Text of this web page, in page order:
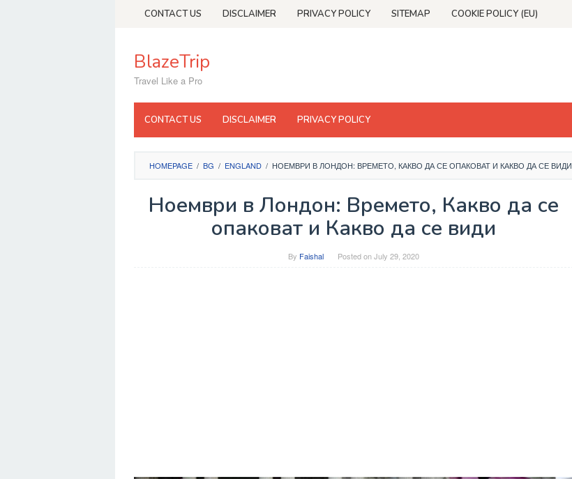
CONTACT US DISCLAIMER PRIVACY POLICY SITEMAP COOKIE POLICY (EU)
BlazeTrip
Travel Like a Pro
CONTACT US DISCLAIMER PRIVACY POLICY
HOMEPAGE / BG / ENGLAND / НОЕМВРИ В ЛОНДОН: ВРЕМЕТО, КАКВО ДА СЕ ОПАКОВАТ И КАКВО ДА СЕ ВИДИ
Ноември в Лондон: Времето, Какво да се
опаковат и Какво да се види
By Faishal Posted onJuly 29, 2020